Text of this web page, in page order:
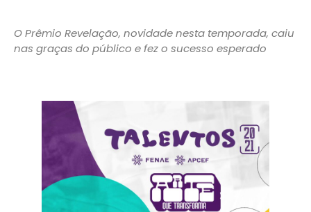
O Prêmio Revelação, novidade nesta temporada, caiu
nas graças do público e fez o sucesso esperado